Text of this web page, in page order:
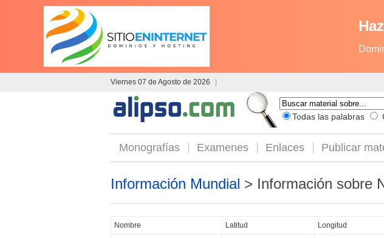
Viernes 07 de Agosto de 2026
Todas las palabras
Monografías Examenes Enlaces Publicar
Información Mundial > Información sobre
Nombre Latitud Longitud